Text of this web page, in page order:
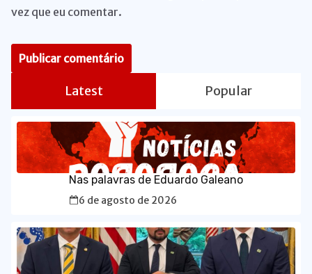
vez que eu comentar.
Latest Popular
Nas palavras de Eduardo Galeano
6 de agosto de 2026